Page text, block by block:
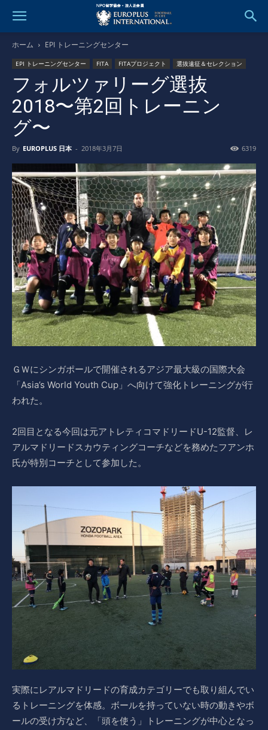
ホーム EPI トレーニングセンター
EPI トレーニングセンター FITA FITAプロジェクト 選抜遠征＆セレクション
フォルツァリーグ選抜
2018〜第2回トレーニン
グ〜
By EUROPLUS 日本 - 2018年3月7日 6319
ＧＷにシンガポールで開催されるアジア最大級の国際大会
「Asia’s World Youth Cup」へ向けて強化トレーニングが行
われた。
2回目となる今回は元アトレティコマドリードU-12監督、レ
アルマドリードスカウティングコーチなどを務めたフアンホ
氏が特別コーチとして参加した。
実際にレアルマドリードの育成カテゴリーでも取り組んでい
るトレーニングを体感。ボールを持っていない時の動きやボ
ールの受け方など、「頭を使う」トレーニングが中心となっ